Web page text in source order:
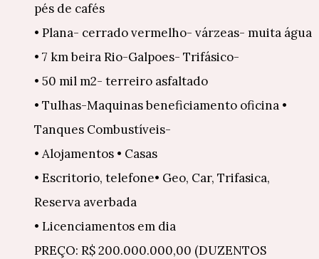
pés de cafés
• Plana- cerrado vermelho- várzeas- muita água
• 7 km beira Rio-Galpoes- Trifásico-
• 50 mil m2- terreiro asfaltado
• Tulhas-Maquinas beneficiamento oficina •
Tanques Combustíveis-
• Alojamentos • Casas
• Escritorio, telefone• Geo, Car, Trifasica,
Reserva averbada
• Licenciamentos em dia
PREÇO: R$ 200.000.000,00 (DUZENTOS